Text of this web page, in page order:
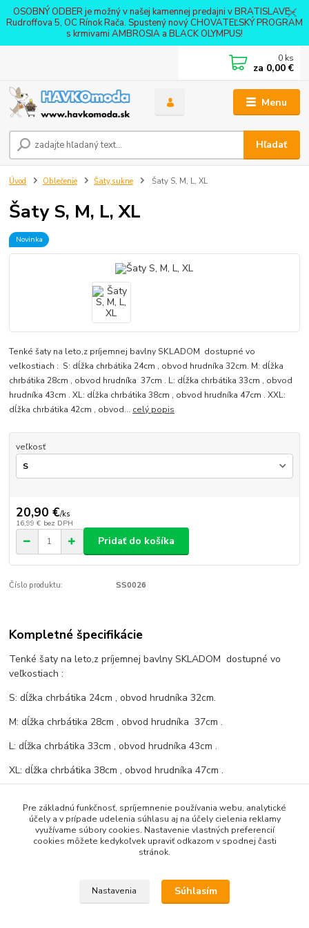
OSOBNÝ ODBER je možný v našej kamennej predajni v BRATISLAVE -
Rudroffova 5, OC Rínok Rača. Spustený nový CHOVATEĽSKÝ PROGRAM
s krmivami AMBROSIA a BLACK OLYMPUS!
Menu
Hľadať
0 ks
za 0,00 €
Úvod Oblečenie Šaty,sukne Šaty S, M, L, XL
Šaty S, M, L, XL
Novinka
Tenké šaty na leto,z príjemnej bavlny SKLADOM dostupné vo
veľkostiach : S: dĺžka chrbátika 24cm , obvod hrudníka 32cm. M: dĺžka
chrbátika 28cm , obvod hrudníka 37cm . L: dĺžka chrbátika 33cm , obvod
hrudníka 43cm . XL: dĺžka chrbátika 38cm , obvod hrudníka 47cm . XXL:
dĺžka chrbátika 42cm , obvod... celý popis
veľkosť
20,90 €/ks
16,99 € bez DPH
Pridať do košíka
Číslo produktu: SS0026
Kompletné špecifikácie
Tenké šaty na leto,z príjemnej bavlny SKLADOM dostupné vo
veľkostiach :
S: dĺžka chrbátika 24cm , obvod hrudníka 32cm.
M: dĺžka chrbátika 28cm , obvod hrudníka 37cm .
L: dĺžka chrbátika 33cm , obvod hrudníka 43cm .
XL: dĺžka chrbátika 38cm , obvod hrudníka 47cm .
Tovar zaradený v kategóriách
Pre základnú funkčnosť, spríjemnenie používania webu, analytické
účely a v prípade udelenia súhlasu aj na účely cielenia reklamy
využívame súbory cookies. Nastavenie vlastných preferencií
cookies môžete kedykoľvek upraviť odkazom v spodnej časti
stránok.
Nastavenia Súhlasím